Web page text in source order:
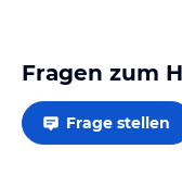
Fragen zum
Frage stellen